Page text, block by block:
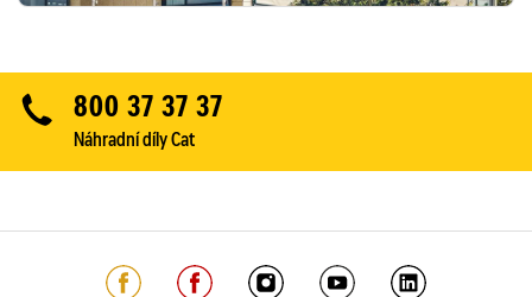
800 37 37 37
Náhradní díly Cat